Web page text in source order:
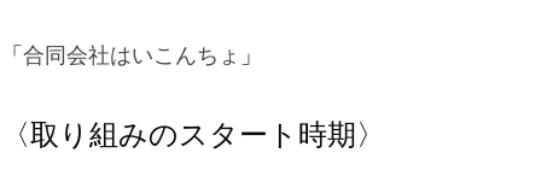
「合同会社はいこんちょ 」
〈取り組みのスタート時期〉